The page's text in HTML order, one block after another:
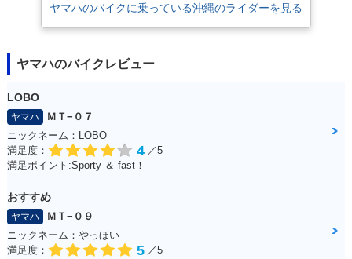
ヤマハのバイクに乗っている沖縄のライダーを見る
ヤマハのバイクレビュー
LOBO
ヤマハ
ＭＴ−０７
ニックネーム：LOBO
満足度：
4 ／5
満足ポイント:Sporty ＆ fast！
おすすめ
ヤマハ
ＭＴ−０９
ニックネーム：やっほい
満足度：
5 ／5